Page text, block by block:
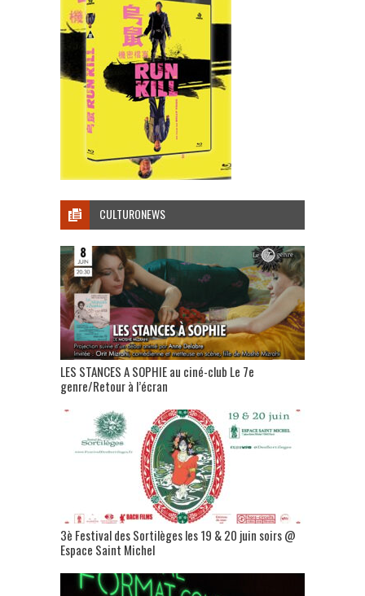
CULTURONEWS
LES STANCES A SOPHIE au ciné-club Le 7e
genre/Retour à l’écran
3è Festival des Sortilèges les 19 & 20 juin soirs @
Espace Saint Michel